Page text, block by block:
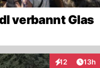
verbannt Glas
12
Interaktionen
13h